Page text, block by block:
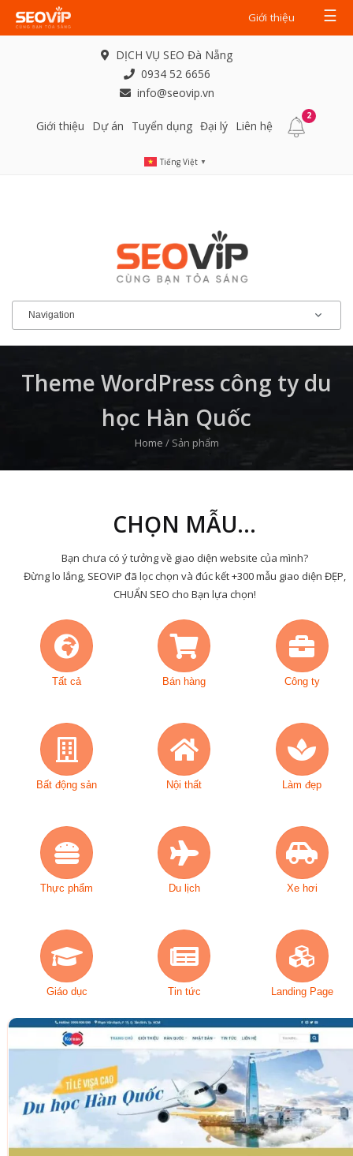
Giới thiệu ☰
DỊCH VỤ SEO Đà Nẵng
0934 52 6656
info@seovip.vn
Giới thiệu Dự án Tuyển dụng Đại lý Liên hệ
2
Tiếng Việt ▼
Theme WordPress công ty du
học Hàn Quốc
Home / Sản phẩm
CHỌN MẪU...
Bạn chưa có ý tưởng về giao diện website của mình?
Đừng lo lắng, SEOViP đã lọc chọn và đúc kết +300 mẫu giao diện ĐẸP,
CHUẨN SEO cho Bạn lựa chọn!
Tất cả Bán hàng Công ty
Bất động sản Nội thất Làm đẹp
Thực phẩm Du lịch Xe hơi
Giáo dục Tin tức Landing Page